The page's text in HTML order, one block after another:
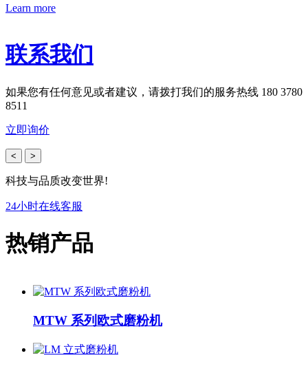
Learn more
联系我们
如果您有任何意见或者建议，请拨打我们的服务热线 180 3780
8511
立即询价
< >
科技与品质改变世界!
24小时在线客服
热销产品
MTW 系列欧式磨粉机